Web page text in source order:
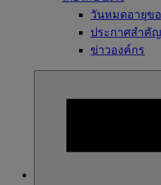
วันหมดอายุขอ
ประกาศสำคัญ
ข่าวองค์กร